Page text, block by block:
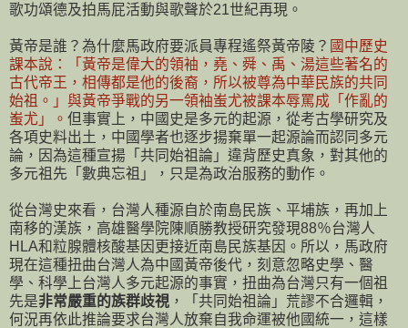
歌功頌德及拍馬屁活動與歌聲於21世紀再現。
黃帝是誰？為什麼馬政府要派員專程遙祭黃帝陵？ 國中歷史
課本說：「黃帝是偉大的領袖，堯、舜、禹、湯這些著名的
古代帝王，相傳都是他的後裔，所以被尊為中華民族的共同
始祖。」與黃帝爭戰的另一領袖蚩尤被課本辱罵成「作亂的
蚩尤」。 但事實上，中國史是多元的起源，從考古學研究及
各項史料出土，中國學者也逐步揚棄單一起源論而認同多元
論，因為這種宣揚「共同始祖論」違背歷史真象，對其他的
多元祖先「數典忘祖」，只是為政治服務的動作。
從台灣史來看，台灣人種源自於南島民族、平埔族，再加上
南移的漢族，高雄醫學院陳順勝教授研究發現88％台灣人
HLA和粒腺體核酸基因更接近南島民族基因。所以，馬政府
現在這種扭曲台灣人為中國黃帝後代，刻意忽略史學、醫
學、科學上台灣人多元起源的事實，扭曲為台灣只有一個祖
先是非常嚴重的族群歧視 ，「共同始祖論」荒謬不合邏輯，
何況再依此推論要求台灣人放棄自我命運被他國統一，這樣